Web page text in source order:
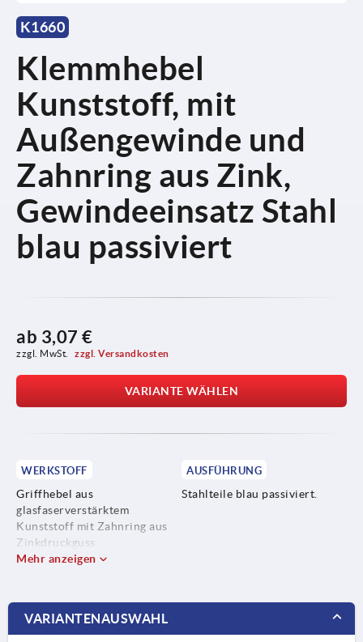
K1660
Klemmhebel
Kunststoff, mit
Außengewinde und
Zahnring aus Zink,
Gewindeeinsatz Stahl
blau passiviert
ab 3,07 €
zzgl. MwSt. zzgl. Versandkosten
VARIANTE WÄHLEN
WERKSTOFF
Griffhebel aus
glasfaserverstärktem
Kunststoff mit Zahnring aus
Zinkdruckguss.
Stahlteile Festigkeitsklasse
AUSFÜHRUNG
Stahlteile blau passiviert.
Mehr anzeigen
VARIANTENAUSWAHL